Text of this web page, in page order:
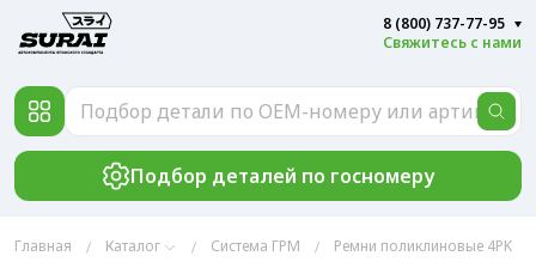
8 (800) 737-77-95
Свяжитесь с нами
Подбор деталей по госномеру
Главная Каталог Система ГРМ Ремни поликлиновые 4PK